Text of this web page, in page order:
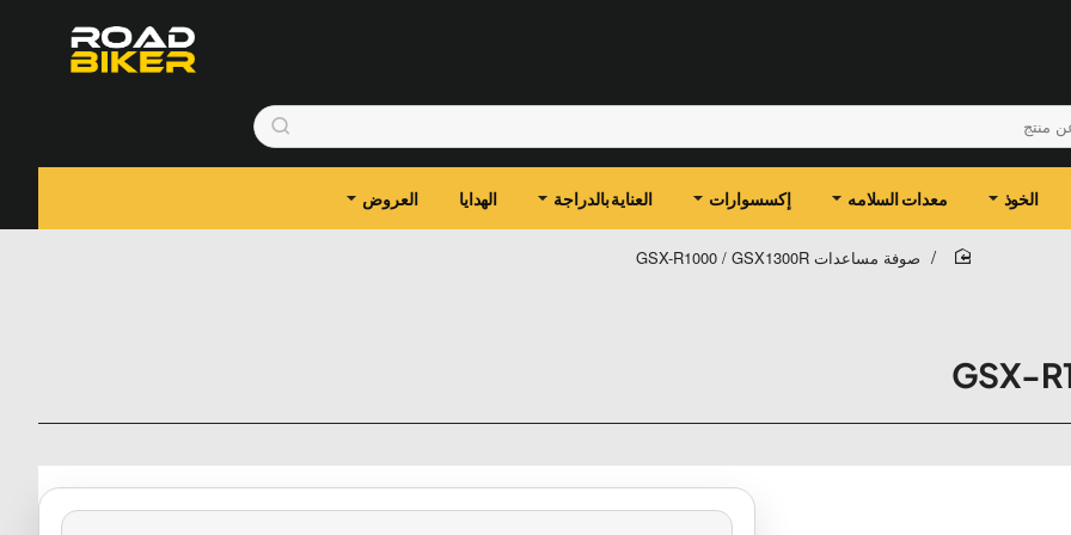
الخوذ معدات السلامه إكسسوارات العناية بالدراجة الهدايا العروض
صوفة مساعدات GSX-R1000 / GSX1300R